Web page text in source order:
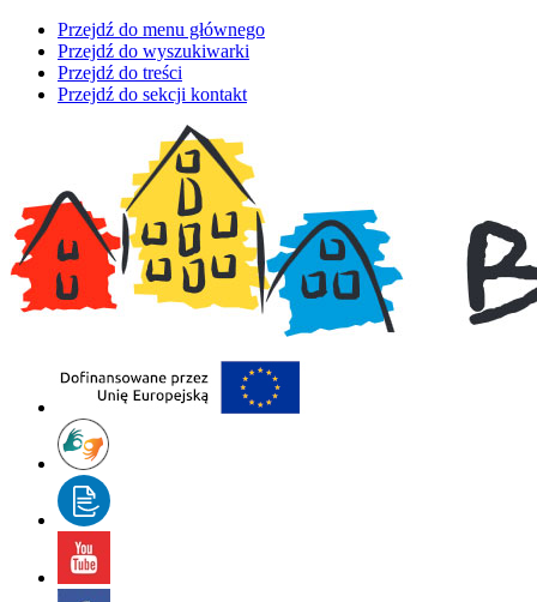
Przejdź do menu głównego
Przejdź do wyszukiwarki
Przejdź do treści
Przejdź do sekcji kontakt